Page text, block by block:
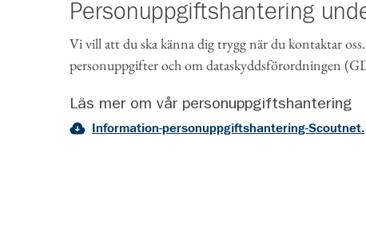
Personuppgiftshantering
Vi vill att du ska känna dig trygg när du kontaktar
personuppgifter och om dataskyddsförordningen
Läs mer om vår personuppgiftshantering
Information-personuppgiftshantering-